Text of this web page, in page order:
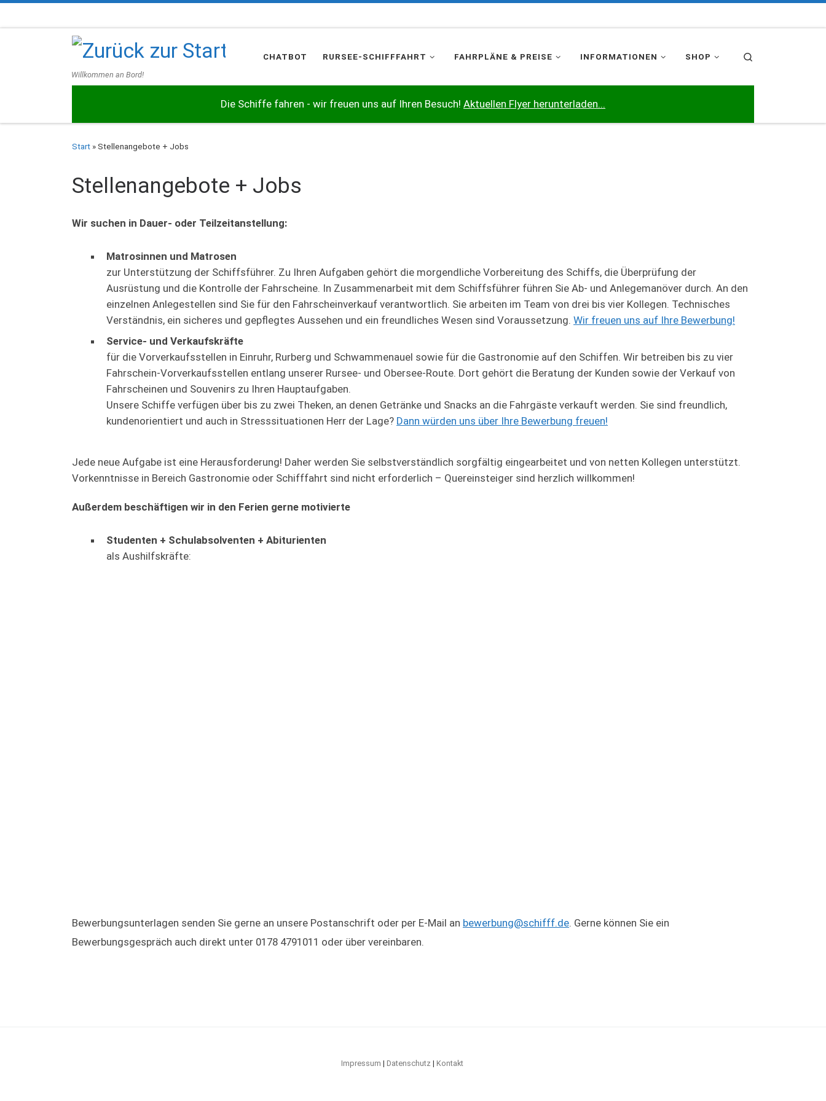
Willkommen an Bord!
CHATBOT RURSEE-SCHIFFFAHRT FAHRPLÄNE & PREISE INFORMATIONEN SHOP
Die Schiffe fahren - wir freuen uns auf Ihren Besuch! Aktuellen Flyer herunterladen...
Start » Stellenangebote + Jobs
Stellenangebote + Jobs
Wir suchen in Dauer- oder Teilzeitanstellung:
Matrosinnen und Matrosen
zur Unterstützung der Schiffsführer. Zu Ihren Aufgaben gehört die morgendliche Vorbereitung des Schiffs, die Überprüfung der
Ausrüstung und die Kontrolle der Fahrscheine. In Zusammenarbeit mit dem Schiffsführer führen Sie Ab- und Anlegemanöver durch. An den
einzelnen Anlegestellen sind Sie für den Fahrscheinverkauf verantwortlich. Sie arbeiten im Team von drei bis vier Kollegen. Technisches
Verständnis, ein sicheres und gepflegtes Aussehen und ein freundliches Wesen sind Voraussetzung. Wir freuen uns auf Ihre Bewerbung!
Service- und Verkaufskräfte
für die Vorverkaufsstellen in Einruhr, Rurberg und Schwammenauel sowie für die Gastronomie auf den Schiffen. Wir betreiben bis zu vier
Fahrschein-Vorverkaufsstellen entlang unserer Rursee- und Obersee-Route. Dort gehört die Beratung der Kunden sowie der Verkauf von
Fahrscheinen und Souvenirs zu Ihren Hauptaufgaben.
Unsere Schiffe verfügen über bis zu zwei Theken, an denen Getränke und Snacks an die Fahrgäste verkauft werden. Sie sind freundlich,
kundenorientiert und auch in Stresssituationen Herr der Lage? Dann würden uns über Ihre Bewerbung freuen!
Jede neue Aufgabe ist eine Herausforderung! Daher werden Sie selbstverständlich sorgfältig eingearbeitet und von netten Kollegen unterstützt.
Vorkenntnisse in Bereich Gastronomie oder Schifffahrt sind nicht erforderlich – Quereinsteiger sind herzlich willkommen!
Außerdem beschäftigen wir in den Ferien gerne motivierte
Studenten + Schulabsolventen + Abiturienten
als Aushilfskräfte:
Bewerbungsunterlagen senden Sie gerne an unsere Postanschrift oder per E-Mail an bewerbung@schifff.de. Gerne können Sie ein
Bewerbungsgespräch auch direkt unter 0178 4791011 oder über vereinbaren.
Impressum | Datenschutz | Kontakt